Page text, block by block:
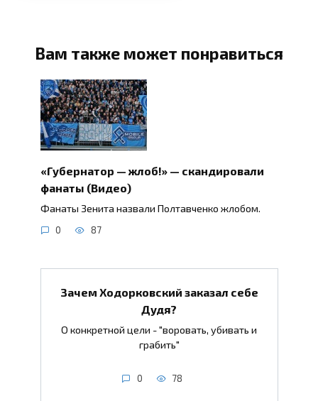
Вам также может понравиться
«Губернатор — жлоб!» — скандировали
фанаты (Видео)
Фанаты Зенита назвали Полтавченко жлобом.
0 87
Зачем Ходорковский заказал себе
Дудя?
О конкретной цели - "воровать, убивать и
грабить"
0 78